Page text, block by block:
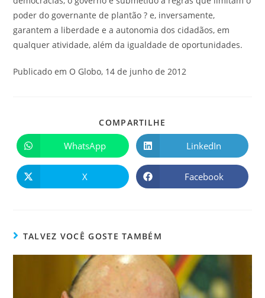
poder do governante de plantão ? e, inversamente,
garantem a liberdade e a autonomia dos cidadãos, em
qualquer atividade, além da igualdade de oportunidades.
Publicado em O Globo, 14 de junho de 2012
COMPARTILHE
WhatsApp LinkedIn
X Facebook
TALVEZ VOCÊ GOSTE TAMBÉM